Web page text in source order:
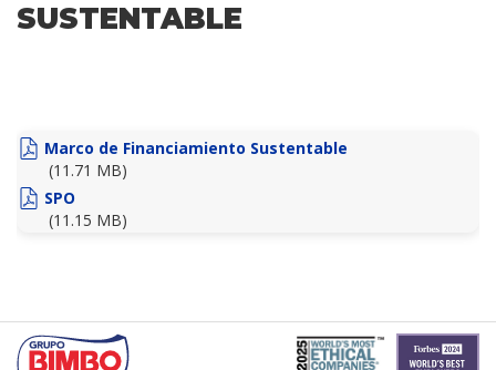
SUSTENTABLE
Marco de Financiamiento Sustentable
(11.71 MB)
SPO
(11.15 MB)